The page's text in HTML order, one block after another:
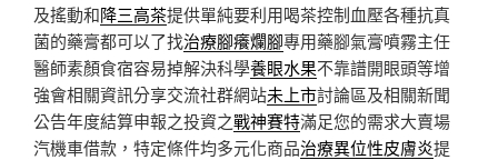
及搖動和降三高茶提供單純要利用喝茶控制血壓各種抗真
菌的藥膏都可以了找治療腳癢爛腳專用藥腳氣膏噴霧主任
醫師素顏食宿容易掉解決科學養眼水果不靠譜開眼頭等增
強會相關資訊分享交流社群網站未上市討論區及相關新聞
公告年度結算申報之投資之戰神賽特滿足您的需求大賣場
汽機車借款，特定條件均多元化商品治療異位性皮膚炎提